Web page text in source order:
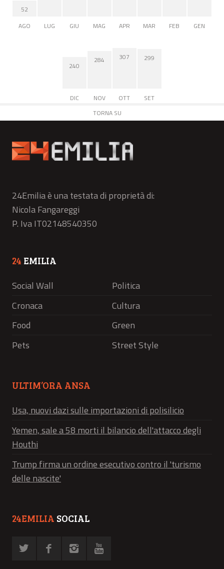
52
AGO
LUG GIU MAG APR MAR FEB GEN
240
DIC
284
NOV
307
OTT
299
SET
TORNA SU
24Emilia è una testata di proprietà di:
Nicola Fangareggi
P. Iva IT02148540350
24 EMILIA
Social Wall
Politica
Cronaca
Cultura
Food
Green
Pets
Street Style
ULTIM’ORA ANSA
Usa, nuovi dazi sulle importazioni di polisilicio
Yemen, sale a 58 morti il bilancio dell'attacco degli
Houthi
Trump firma un ordine esecutivo contro il 'turismo
delle nascite'
24EMILIA SOCIAL